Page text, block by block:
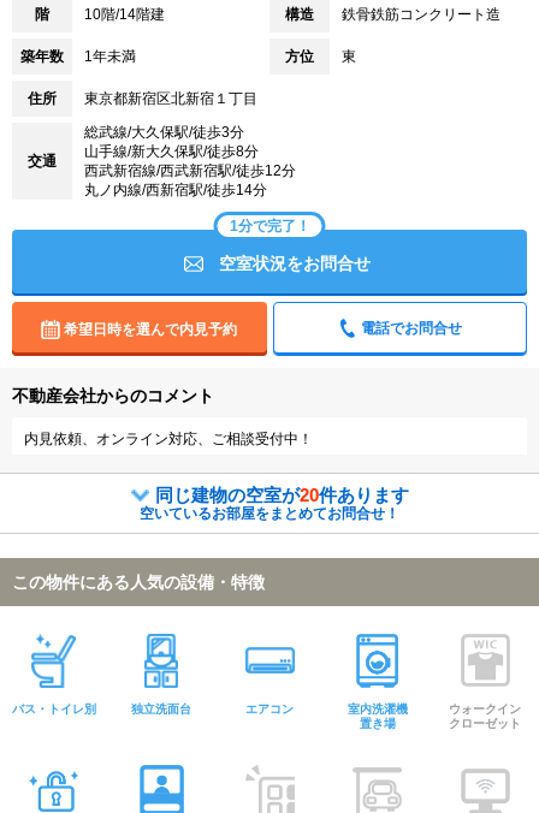
階 10階/14階建 構造 鉄骨鉄筋コンクリート造
築年数 1年未満 方位 東
住所 東京都新宿区北新宿１丁目
交通
総武線/大久保駅/徒歩3分
山手線/新大久保駅/徒歩8分
西武新宿線/西武新宿駅/徒歩12分
丸ノ内線/西新宿駅/徒歩14分
1分で完了！
空室状況をお問合せ
希望日時を選んで内見予約 電話でお問合せ
不動産会社からのコメント
内見依頼、オンライン対応、ご相談受付中！
同じ建物の空室が20件あります
空いているお部屋をまとめてお問合せ！
この物件にある人気の設備・特徴
バス・トイレ別 独立洗面台 エアコン
室内洗濯機
置き場
ウォークイン
クローゼット